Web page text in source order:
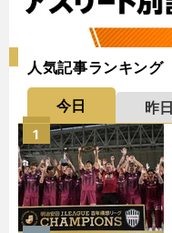
人気記事ランキング
今日 昨日
1